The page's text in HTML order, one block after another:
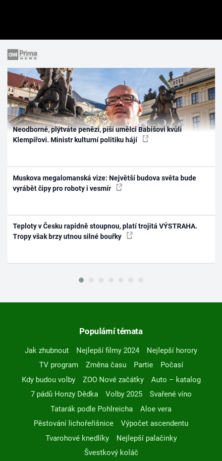
Neodborné, plýtváte penězi, píší umělci Babišovi kvůli
Klempířovi. Ministr kulturní politiku hájí
Muskova megalomanská vize: Největší budova světa bude
vyrábět čipy pro roboty i vesmír
Teploty v Česku rapidně stoupnou, platí trojitá VÝSTRAHA.
Tropy však brzy utnou silné bouřky
Populární témata
Jak zhubnout Nejlepší filmy 2024
Nejlepší horory
TV program
Změna času Partie
Počasí
Kdy budou volby
ZOO Nové začátky
Auto – katalog
7 pádů Honzy Dědka
Volby 2025
Svařené víno
Tatarák podle Pohlreicha
Aloe vera
Pěstování lichořeřišnice
Výpočet ascendentu
Tvarohové knedlíky
Nejlepší palačinky
Švestkový koláč